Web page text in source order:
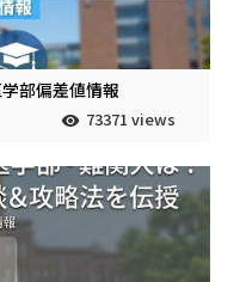
部偏差値情報
73371 views